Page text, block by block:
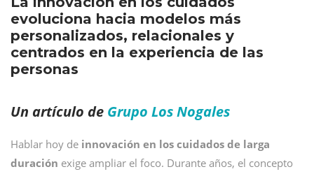
evoluciona hacia modelos más
personalizados, relacionales y
centrados en la experiencia de las
personas
Un artículo de Grupo Los Nogales
Hablar hoy de innovación en los cuidados de larga
duración exige ampliar el foco. Durante años, el concepto